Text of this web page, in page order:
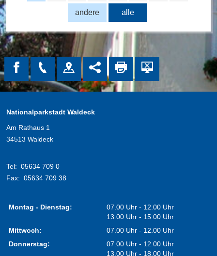
alle
andere
Nationalparkstadt Waldeck
Am Rathaus 1
34513 Waldeck
Tel: 05634 709 0
Fax: 05634 709 38
Montag - Dienstag:
07.00 Uhr - 12.00 Uhr
13.00 Uhr - 15.00 Uhr
Mittwoch:
07.00 Uhr - 12.00 Uhr
Donnerstag:
07.00 Uhr - 12.00 Uhr
13.00 Uhr - 18.00 Uhr